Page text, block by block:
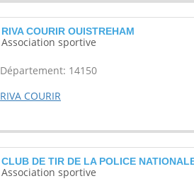
RIVA COURIR OUISTREHAM
Association sportive
Département: 14150
RIVA COURIR
CLUB DE TIR DE LA POLICE
Association sportive